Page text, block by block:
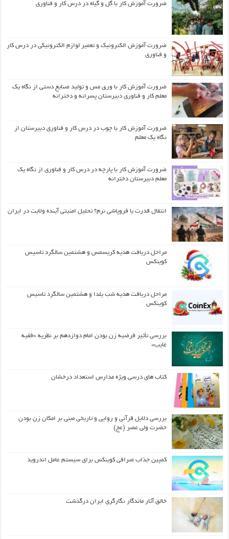
ضرورت آموزش کار با گل و گیاه در درس کار و فناوری
ضرورت آموزش الکترونیک و تعمیر لوازم الکترونیکی در درس کار
و فناوری
ضرورت آموزش کار با ورق مس و تولید صنایع دستی از نگاه یک
معلم کار و فناوری دبیرستان پسرانه و دخترانه
ضرورت آموزش کار با چوب در درس کار و فناوری دبیرستان از
نگاه یک معلم
ضرورت آموزش کار با پارچه در درس کار و فناوری از نگاه یک
معلم دبیرستان دخترانه
انتقال قدرت یا فروپاشی نرم؟ تحلیل امنیتی آینده ولایت در ایران
مراحل دریافت هدیه کریسمس و هشتمین سالگرد تاسیس
کوینکس
مراحل دریافت هدیه شب یلدا و هشتمین سالگرد تاسیس
کوینکس
بررسی تأثیر فرضیه زن بودن امام دوازدهم بر نظریه «فقیه
غایب»
کتاب های درسی ویژه مدارس استعداد درخشان
بررسی دلایل قرآنی و روایی و تاریخی مبنی بر امکان زن بودن
حضرت ولی عصر (عج)
کمپین جذاب صرافی کوینکس برای سیستم عامل اندروید
خالق آثار ماندگار نگارگری ایران درگذشت